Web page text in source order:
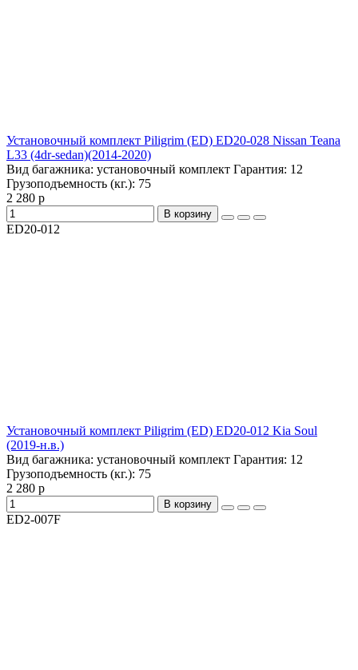
Установочный комплект Piligrim (ED) ED20-028 Nissan Teana
L33 (4dr-sedan)(2014-2020)
Вид багажника: установочный комплект Гарантия: 12
Грузоподъемность (кг.): 75
2 280 р
В корзину
ED20-012
Установочный комплект Piligrim (ED) ED20-012 Kia Soul
(2019-н.в.)
Вид багажника: установочный комплект Гарантия: 12
Грузоподъемность (кг.): 75
2 280 р
В корзину
ED2-007F